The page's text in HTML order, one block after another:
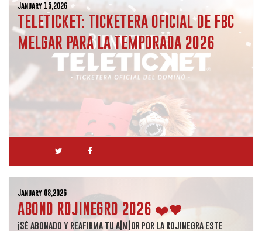
January 15,2026
TELETICKET: TICKETERA OFICIAL DE FBC
MELGAR PARA LA TEMPORADA 2026
January 08,2026
ABONO ROJINEGRO 2026 ❤️🖤
¡Sé abonado y reafirma tu a[M]or por la Rojinegra este